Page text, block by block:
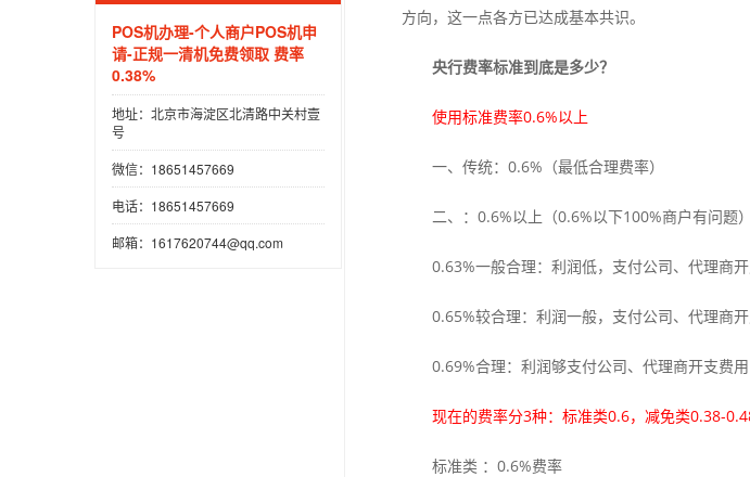
POS机办理-个人商户POS机申
请-正规一清机免费领取 费率
0.38%
地址：北京市海淀区北清路中关村壹
号
微信：18651457669
电话：18651457669
邮箱：1617620744@qq.com
方向，这一点各方已达成基本共识。
央行费率标准到底是多少？
使用标准费率0.6%以上
一、传统：0.6%（最低合理费率）
二、：0.6%以上（0.6%以下100%商户有问题）
0.63%一般合理：利润低，支付公司、代理商
0.65%较合理：利润一般，支付公司、代理商
0.69%合理：利润够支付公司、代理商开支费用
现在的费率分3种：标准类0.6，减免类0.38-
标准类 ：0.6%费率